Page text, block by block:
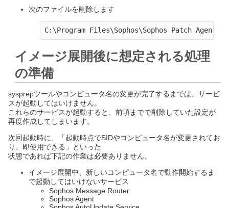
次のファイルを削除します
イメージ展開後に想定される処理
の準備
sysprepツールやコンピュータ名の変更が完了するまでは、サービ
スが起動してはいけません。
これらのサービスが起動すると、前項までで削除していた設定が
再度作成してしまいます。
次回起動時に、「起動時点でSIDやコンピュータ名が変更されてお
り、即使用できる」といった
状態であれば下記の作業は必要ありません。
イメージ展開中、新しいコンピュータ名で動作開始するま
で起動してはいけないサービス
Sophos Message Router
Sophos Agent